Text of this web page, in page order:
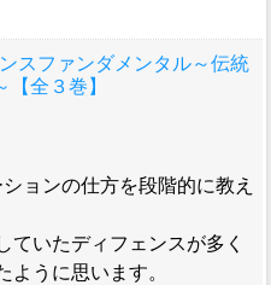
スファンダメンタル～伝統
【全３巻】
ョンの仕方を段階的に教え
ていたディフェンスが多く
ように思います。